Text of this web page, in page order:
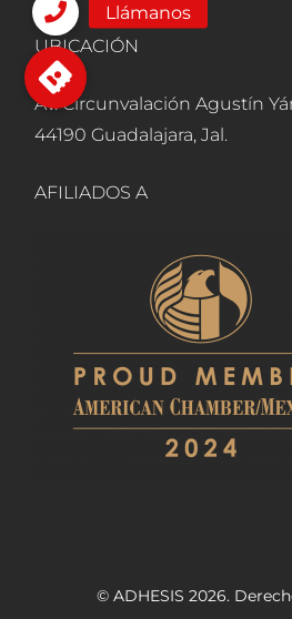
UBICACIÓN
Av. Circunvalación Agustín
44190 Guadalajara, Jal.
AFILIADOS A
© ADHESIS 2026.